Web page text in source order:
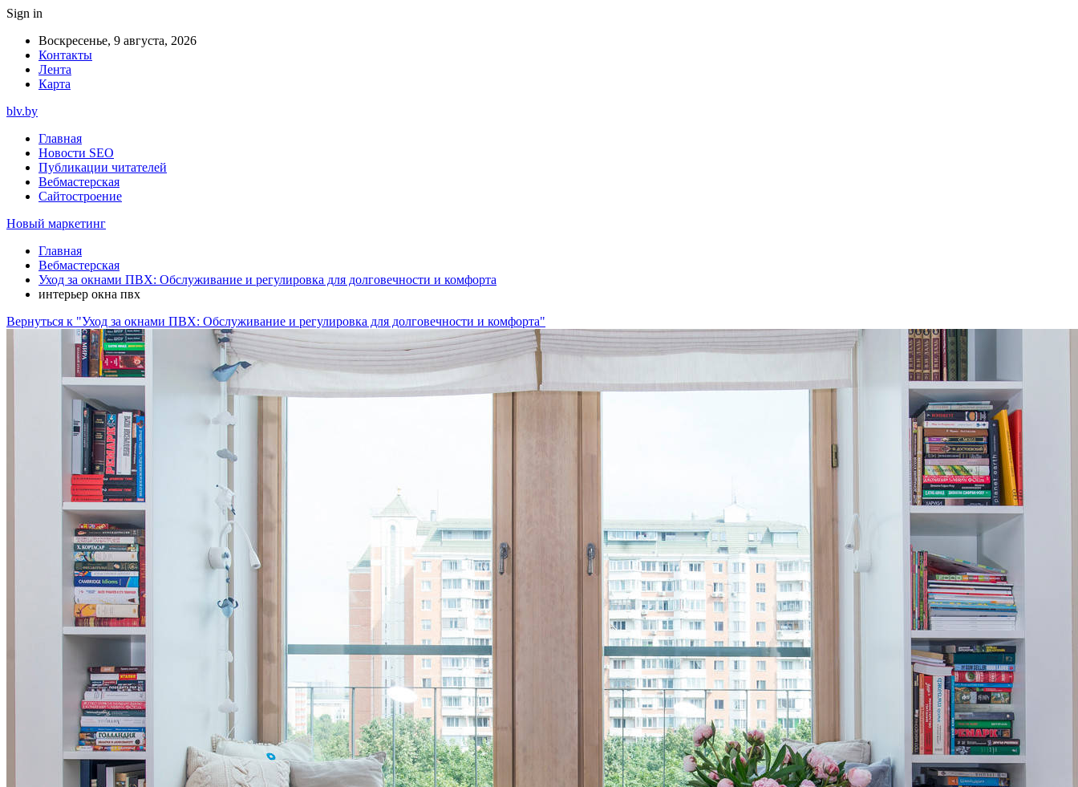
Sign in
Воскресенье, 9 августа, 2026
Контакты
Лента
Карта
blv.by
Главная
Новости SEO
Публикации читателей
Вебмастерская
Сайтостроение
Новый маркетинг
Главная
Вебмастерская
Уход за окнами ПВХ: Обслуживание и регулировка для долговечности и комфорта
интерьер окна пвх
Вернуться к "Уход за окнами ПВХ: Обслуживание и регулировка для долговечности и комфорта"